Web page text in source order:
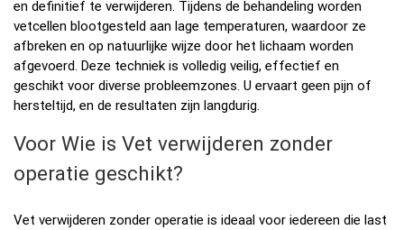
en definitief te verwijderen. Tijdens de behandeling worden
vetcellen blootgesteld aan lage temperaturen, waardoor ze
afbreken en op natuurlijke wijze door het lichaam worden
afgevoerd. Deze techniek is volledig veilig, effectief en
geschikt voor diverse probleemzones. U ervaart geen pijn of
hersteltijd, en de resultaten zijn langdurig.
Voor Wie is Vet verwijderen zonder
operatie geschikt?
Vet verwijderen zonder operatie is ideaal voor iedereen die last